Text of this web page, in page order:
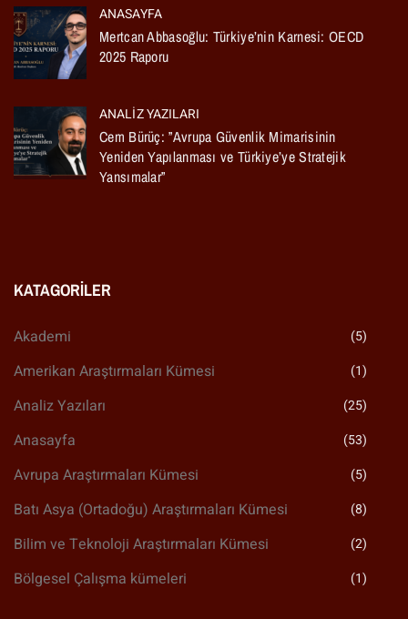
ANASAYFA
Mertcan Abbasoğlu: Türkiye’nin Karnesi: OECD
2025 Raporu
ANALIZ YAZILARI
Cem Bürüç: ”Avrupa Güvenlik Mimarisinin
Yeniden Yapılanması ve Türkiye’ye Stratejik
Yansımalar”
KATAGORILER
Akademi (5)
Amerikan Araştırmaları Kümesi (1)
Analiz Yazıları (25)
Anasayfa (53)
Avrupa Araştırmaları Kümesi (5)
Batı Asya (Ortadoğu) Araştırmaları Kümesi (8)
Bilim ve Teknoloji Araştırmaları Kümesi (2)
Bölgesel Çalışma kümeleri (1)